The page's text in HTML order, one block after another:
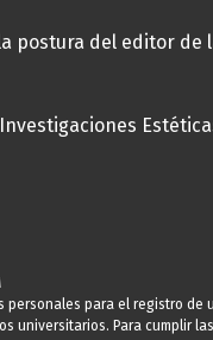
del editor de
para el registro
Para cumplir